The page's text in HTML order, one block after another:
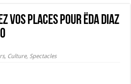
vos places pour Ëda Diaz
, Culture, Spectacles